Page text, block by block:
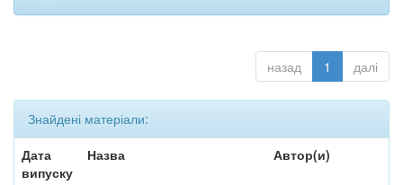
назад 1 далі
Знайдені матеріали:
Дата
випуску
Назва Автор(и)